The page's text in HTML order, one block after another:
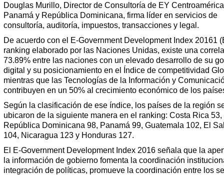
Douglas Murillo, Director de Consultoría de EY
Panamá y República Dominicana, firma líder en servicios de
consultoría, auditoría, impuestos, transacciones y legal.
De acuerdo con el E-Government Development Index 20161
ranking elaborado por las Naciones Unidas, existe una
73.89% entre las naciones con un elevado desarrollo de su
digital y su posicionamiento en el Índice de competitividad
mientras que las Tecnologías de la Información y
contribuyen en un 50% al crecimiento económico de los
Según la clasificación de ese índice, los países de la región
ubicaron de la siguiente manera en el ranking: Costa Rica 53,
República Dominicana 98, Panamá 99, Guatemala 102, El
104, Nicaragua 123 y Honduras 127.
El E-Government Development Index 2016 señala que la
la información de gobierno fomenta la coordinación
integración de políticas, promueve la coordinación entre los